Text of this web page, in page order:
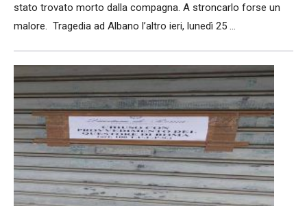
stato trovato morto dalla compagna. A stroncarlo forse un
malore. Tragedia ad Albano l’altro ieri, lunedì 25 ...